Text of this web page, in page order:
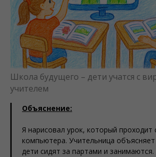
Школа будущего – дети учатся с
учителем
Объяснение:
Я нарисовал урок, который
компьютера. Учительница
дети сидят за партами и